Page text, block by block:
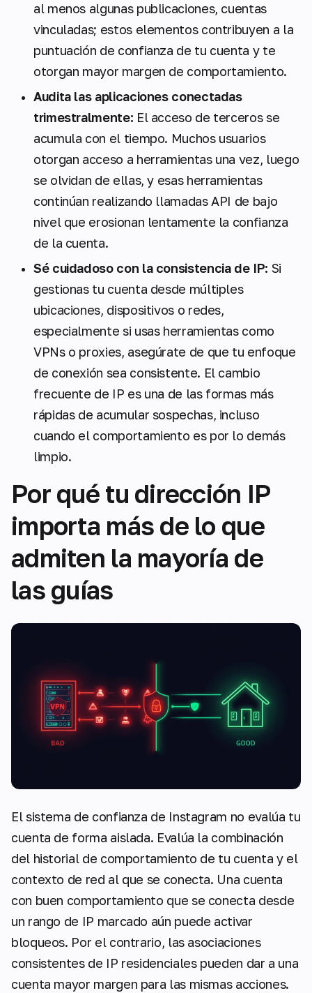
al menos algunas publicaciones, cuentas
vinculadas; estos elementos contribuyen a la
puntuación de confianza de tu cuenta y te
otorgan mayor margen de comportamiento.
Audita las aplicaciones conectadas
trimestralmente: El acceso de terceros se
acumula con el tiempo. Muchos usuarios
otorgan acceso a herramientas una vez, luego
se olvidan de ellas, y esas herramientas
continúan realizando llamadas API de bajo
nivel que erosionan lentamente la confianza
de la cuenta.
Sé cuidadoso con la consistencia de IP: Si
gestionas tu cuenta desde múltiples
ubicaciones, dispositivos o redes,
especialmente si usas herramientas como
VPNs o proxies, asegúrate de que tu enfoque
de conexión sea consistente. El cambio
frecuente de IP es una de las formas más
rápidas de acumular sospechas, incluso
cuando el comportamiento es por lo demás
limpio.
Por qué tu dirección IP
importa más de lo que
admiten la mayoría de
las guías
El sistema de confianza de Instagram no evalúa tu
cuenta de forma aislada. Evalúa la combinación
del historial de comportamiento de tu cuenta y el
contexto de red al que se conecta. Una cuenta
con buen comportamiento que se conecta desde
un rango de IP marcado aún puede activar
bloqueos. Por el contrario, las asociaciones
consistentes de IP residenciales pueden dar a una
cuenta mayor margen para las mismas acciones.